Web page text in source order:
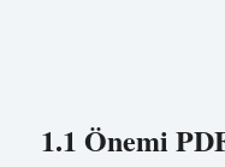
1.1 Önemi